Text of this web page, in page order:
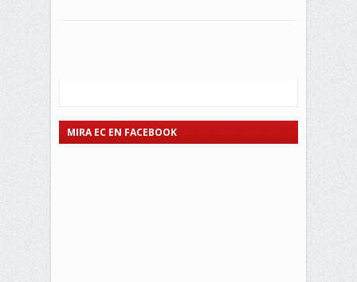
MIRA EC EN FACEBOOK